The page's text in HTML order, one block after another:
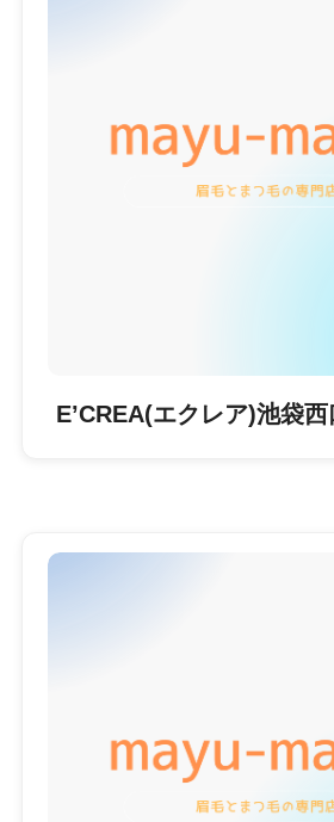
E’CREA(エクレア)池袋